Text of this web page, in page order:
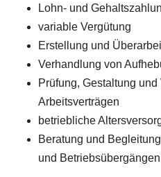
Lohn- und
variable Vergütung
Erstellung und
Verhandlung von
Prüfung, Gestaltung
Arbeitsverträgen
betriebliche
Beratung und
und Betriebsübergängen